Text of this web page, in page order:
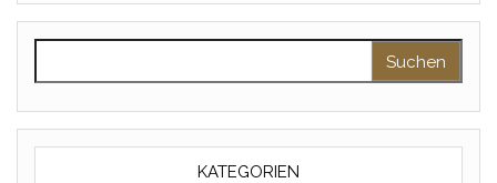
KATEGORIEN